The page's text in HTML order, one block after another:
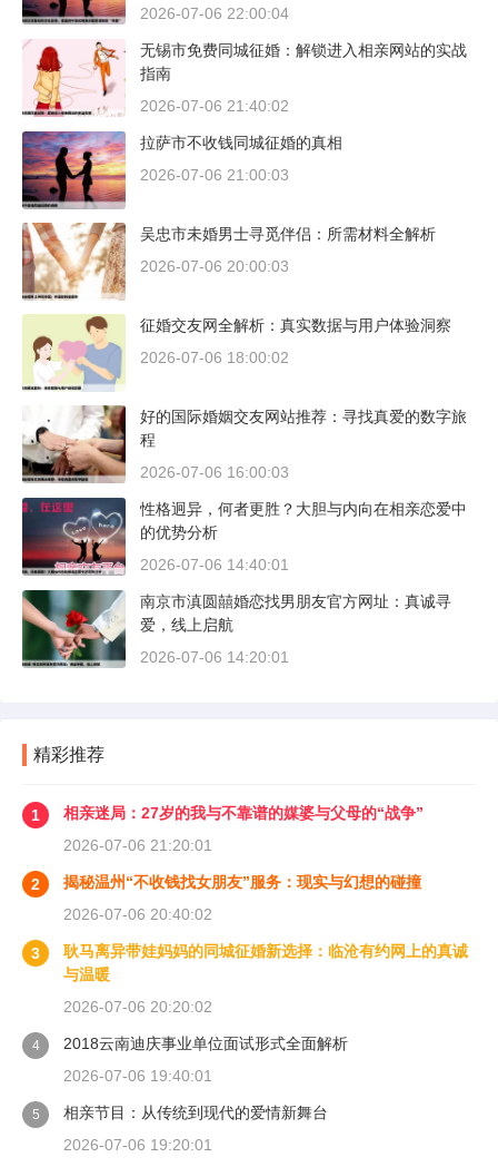
2026-07-06 22:00:04
无锡市免费同城征婚：解锁进入相亲网站的实战
指南
2026-07-06 21:40:02
拉萨市不收钱同城征婚的真相
2026-07-06 21:00:03
吴忠市未婚男士寻觅伴侣：所需材料全解析
2026-07-06 20:00:03
征婚交友网全解析：真实数据与用户体验洞察
2026-07-06 18:00:02
好的国际婚姻交友网站推荐：寻找真爱的数字旅
程
2026-07-06 16:00:03
性格迥异，何者更胜？大胆与内向在相亲恋爱中
的优势分析
2026-07-06 14:40:01
南京市滇圆囍婚恋找男朋友官方网址：真诚寻
爱，线上启航
2026-07-06 14:20:01
精彩推荐
1
相亲迷局：27岁的我与不靠谱的媒婆与父母的“战争”
2026-07-06 21:20:01
2
揭秘温州“不收钱找女朋友”服务：现实与幻想的碰撞
2026-07-06 20:40:02
3
耿马离异带娃妈妈的同城征婚新选择：临沧有约网上的真诚
与温暖
2026-07-06 20:20:02
4
2018云南迪庆事业单位面试形式全面解析
2026-07-06 19:40:01
5
相亲节目：从传统到现代的爱情新舞台
2026-07-06 19:20:01